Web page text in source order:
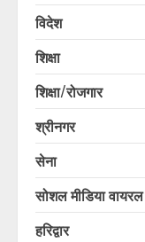
विदेश
शिक्षा
शिक्षा/रोजगार
श्रीनगर
सेना
सोशल मीडिया वायरल
हरिद्वार
4